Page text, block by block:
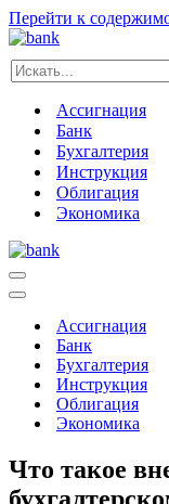
Перейти к
Искать...
Ассигнация
Банк
Бухгалтерия
Инструкция
Облигация
Экономика
Меню
навигации
Меню
навигацииАссигнация
Банк
Бухгалтерия
Инструкция
Облигация
Экономика
Что такое